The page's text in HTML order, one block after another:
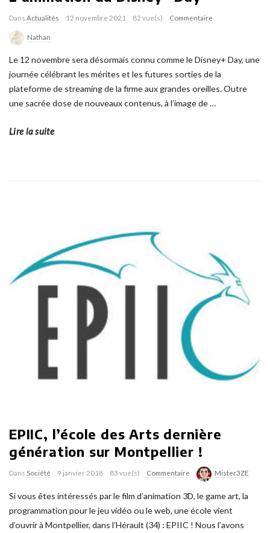
Dans Actualités 12 novembre 2021 82 vue(s) Commentaire
Nathan
Le 12 novembre sera désormais connu comme le Disney+ Day, une
journée célébrant les mérites et les futures sorties de la
plateforme de streaming de la firme aux grandes oreilles. Outre
une sacrée dose de nouveaux contenus, à l’image de…
Lire la suite
EPIIC, l’école des Arts dernière
génération sur Montpellier !
Dans Société 9 janvier 2018 83 vue(s) Commentaire Mister3ZE
Si vous êtes intéressés par le film d’animation 3D, le game art, la
programmation pour le jeu vidéo ou le web, une école vient
d’ouvrir à Montpellier, dans l’Hérault (34) : EPIIC ! Nous l’avons